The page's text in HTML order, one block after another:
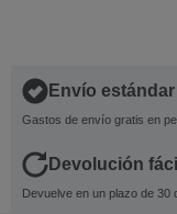
Envío
Gastos de envío gratis en
Devolución fácil
Devuelve en un plazo de 30